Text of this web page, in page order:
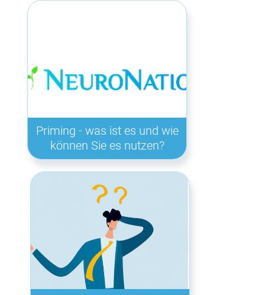
Priming - was ist es und wie
können Sie es nutzen?